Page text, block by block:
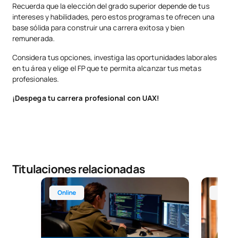
Recuerda que la elección del grado superior depende de tus
intereses y habilidades, pero estos programas te ofrecen una
base sólida para construir una carrera exitosa y bien
remunerada.
Considera tus opciones, investiga las oportunidades laborales
en tu área y elige el FP que te permita alcanzar tus metas
profesionales.
¡Despega tu carrera profesional con UAX!
Titulaciones relacionadas
Online
Técnico Superior Online en Desarrollo de